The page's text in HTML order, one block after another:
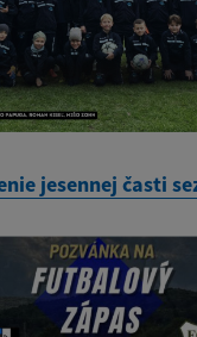
jesennej časti